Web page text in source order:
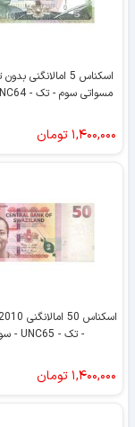
مسواتی سوم - تک - UNC64 - سوازیلند
۱,۴۰۰,۰۰۰تومان
- تک - UNC65 - سوازیلند
۱,۴۰۰,۰۰۰تومان